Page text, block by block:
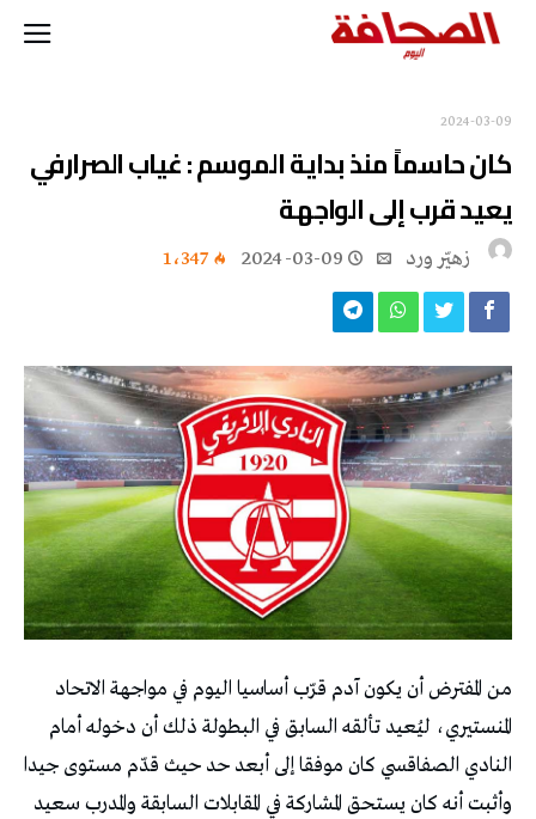
2024-03-09
كان حاسماً منذ بداية الموسم : غياب الصرارفي
يعيد قرب إلى الواجهة
زهيّر‭ ‬ورد 2024-03-09 1٬347
من المفترض أن يكون آدم قرّب أساسيا اليوم في مواجهة الاتحاد
المنستيري، ليُعيد تألقه السابق في البطولة ذلك أن دخوله أمام
النادي الصفاقسي كان موفقا إلى أبعد حد حيث قدّم مستوى جيدا
وأثبت أنه كان يستحق المشاركة في المقابلات السابقة والمدرب سعيد